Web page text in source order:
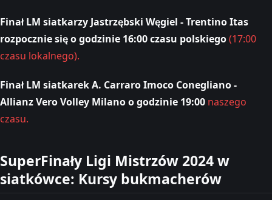
Finał LM siatkarzy Jastrzębski Węgiel - Trentino Itas
rozpocznie się o godzinie 16:00 czasu polskiego(17:00
czasu lokalnego).
Finał LM siatkarek A. Carraro Imoco Conegliano -
Allianz Vero Volley Milano o godzinie 19:00 naszego
czasu.
SuperFinały Ligi Mistrzów 2024 w
siatkówce: Kursy bukmacherów